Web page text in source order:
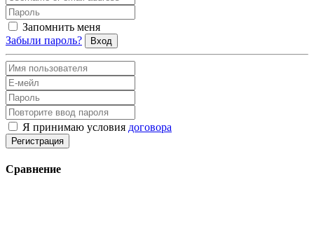
Запомнить меня
Забыли пароль?
Вход
Я принимаю условия договора
Регистрация
Сравнение